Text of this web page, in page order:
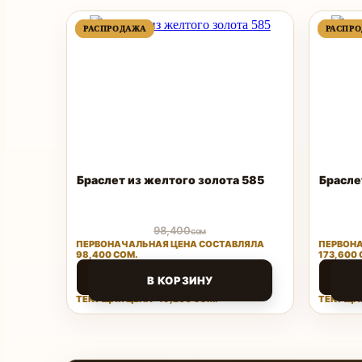
РАСПРОДАЖА ПРОДАВАЕМЫЙ
ТОВАР
РАСПРОДАЖА ПРОДАВАЕМЫЙ
ТОВАР
Браслет из желтого золота 585
98,400сом
ПЕРВОНАЧАЛЬНАЯ ЦЕНА СОСТАВЛЯЛА
98,400 СОМ.
ТЕКУЩАЯ ЦЕНА: 49,200 СОМ.
В КОРЗИНУ
173,600